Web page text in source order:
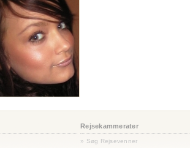
Rejsekammerater
» Søg Rejsevenner